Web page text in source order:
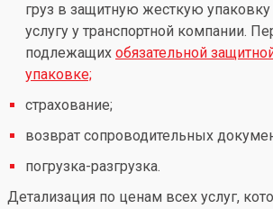
груз в защитную жесткую упаковку
услугу у транспортной компании.
подлежащих обязательной
упаковке;
страхование;
возврат сопроводительных
погрузка-разгрузка.
Детализация по ценам всех услуг,